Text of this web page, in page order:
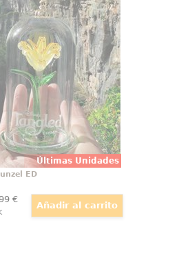
Últimas Unidades
Flor de Rapunzel ED
de flor de Rapunzel
en la película de
(Tangled) de Disney.
réplica está
en vidrio de color
y amarillo con una
aproximada de 9 cm.
ED
€